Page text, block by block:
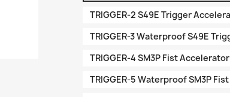
TRIGGER-2 S49E Trigger
TRIGGER-3 Waterproof S49E
TRIGGER-4 SM3P Fist Accelerator
TRIGGER-5 Waterproof SM3P